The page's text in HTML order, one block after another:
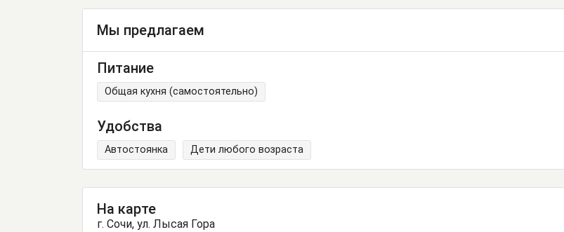
Мы предлагаем
Питание
Общая кухня (самостоятельно)
Удобства
Автостоянка Дети любого возраста
На карте
г. Сочи, ул. Лысая Гора